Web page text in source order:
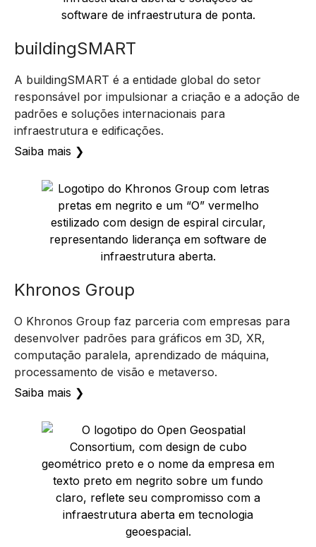
buildingSMART
A buildingSMART é a entidade global do setor
padrões e soluções internacionais para
infraestrutura e edificações.
Saiba mais ❯
Khronos Group
O Khronos Group faz parceria com empresas para
computação paralela, aprendizado de máquina,
processamento de visão e metaverso.
Saiba mais ❯
Open Geospatial Consortium